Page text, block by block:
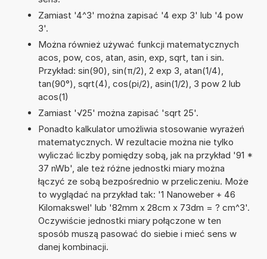
Zamiast '4^3' można zapisać '4 exp 3' lub '4 pow
3'.
Można również używać funkcji matematycznych
acos, pow, cos, atan, asin, exp, sqrt, tan i sin.
Przykład: sin(90), sin(π/2), 2 exp 3, atan(1/4),
tan(90°), sqrt(4), cos(pi/2), asin(1/2), 3 pow 2 lub
acos(1)
Zamiast '√25' można zapisać 'sqrt 25'.
Ponadto kalkulator umożliwia stosowanie wyrażeń
matematycznych. W rezultacie można nie tylko
wyliczać liczby pomiędzy sobą, jak na przykład '91 *
37 nWb', ale też różne jednostki miary można
łączyć ze sobą bezpośrednio w przeliczeniu. Może
to wyglądać na przykład tak: '1 Nanoweber + 46
Kilomakswel' lub '82mm x 28cm x 73dm = ? cm^3'.
Oczywiście jednostki miary połączone w ten
sposób muszą pasować do siebie i mieć sens w
danej kombinacji.